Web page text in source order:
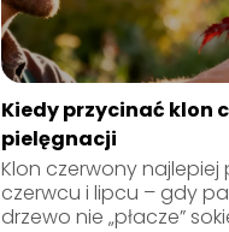
Kiedy przycinać klon
pielęgnacji
Klon czerwony
czerwcu i lipcu – gdy
drzewo nie „płacze”